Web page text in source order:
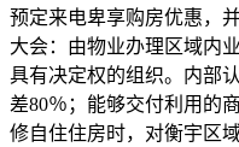
预定来电卑享购房优惠，
大会：由物业办理区域内
具有决定权的组织。内部
差80％；能够交付利用的
修自住住房时，对衡宇区